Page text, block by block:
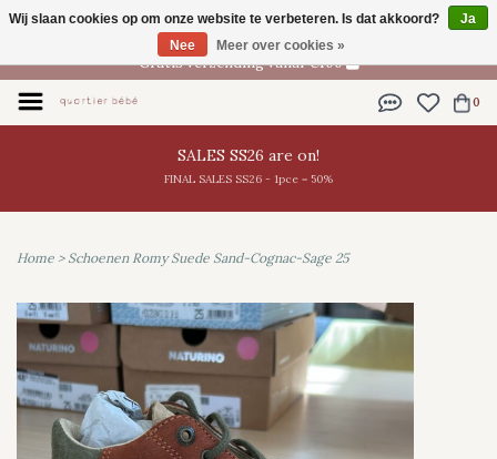
NL
Gratis verzending vanaf €100
0
SALES SS26 are on!
FINAL SALES SS26 - 1pce = 50%
Home > Schoenen Romy Suede Sand-Cognac-Sage 25
Wij slaan cookies op om onze website te verbeteren. Is dat akkoord?
Ja
Nee
Meer over cookies »